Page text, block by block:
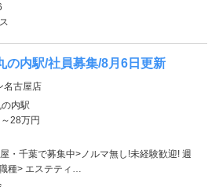
の内駅/社員募集/8月6日更新
名古屋店
内駅
28万円
・千葉で募集中>ノルマ無し!未経験歓迎! 週
種> エステティ…